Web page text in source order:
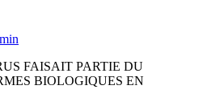
FAISAIT PARTIE DU
BIOLOGIQUES EN